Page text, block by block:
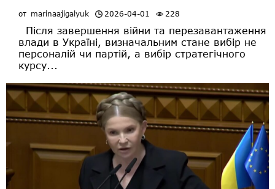
от marinaajigalyuk 2026-04-01 228
Після завершення війни та перезавантаження
влади в Україні, визначальним стане вибір не
персоналій чи партій, а вибір стратегічного
курсу...